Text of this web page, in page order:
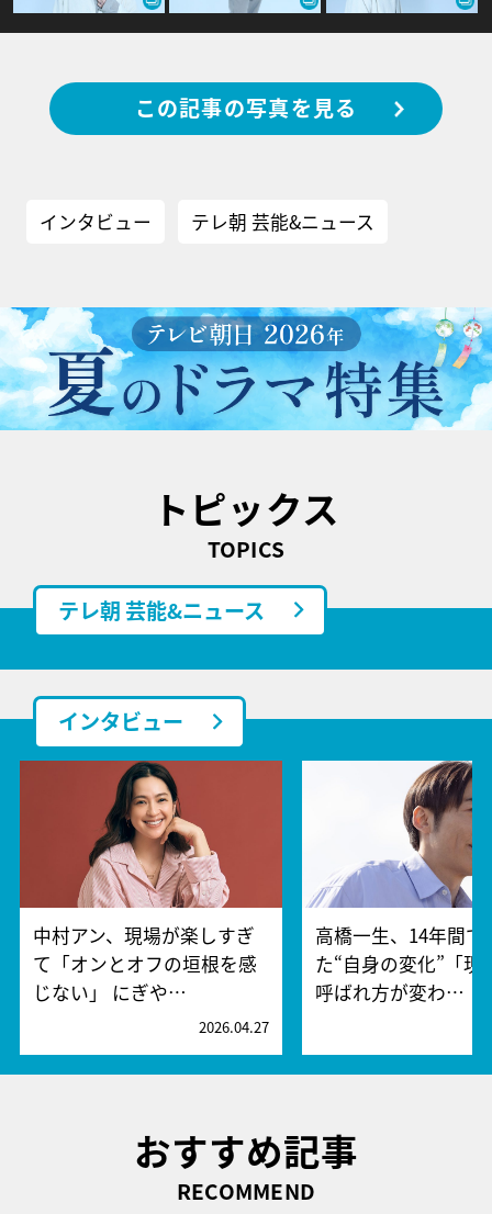
この記事の写真を見る
インタビュー テレ朝 芸能&ニュース
トピックス
TOPICS
テレ朝 芸能&ニュース
インタビュー
中村アン、現場が楽しすぎ
て「オンとオフの垣根を感
じない」 にぎや…
2026.04.27
高橋一生、14年間で
た“自身の変化”「現
呼ばれ方が変わ…
おすすめ記事
RECOMMEND